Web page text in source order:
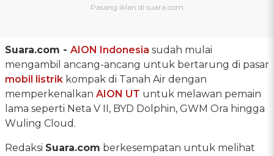
Suara.com - AION Indonesia sudah mulai
mengambil ancang-ancang untuk bertarung di pasar
mobil listrik kompak di Tanah Air dengan
memperkenalkan AION UT untuk melawan pemain
lama seperti Neta V II, BYD Dolphin, GWM Ora hingga
Wuling Cloud.
Redaksi Suara.com berkesempatan untuk melihat